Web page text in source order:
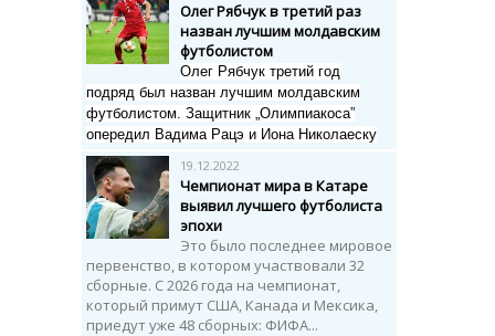
Олег Рябчук в третий раз
назван лучшим молдавским
футболистом
Олег Рябчук третий год
подряд был назван лучшим молдавским
футболистом. Защитник „Олимпиакоса”
опередил Вадима Рацэ и Иона Николаеску
19.12.2022
Чемпионат мира в Катаре
выявил лучшего футболиста
эпохи
Это было последнее мировое
первенство, в котором участвовали 32
сборные. С 2026 года на чемпионат,
который примут США, Канада и Мексика,
приедут уже 48 сборных: ФИФА...